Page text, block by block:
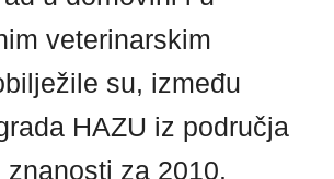
veterinarskim
su, između
HAZU iz područja
za 2010.